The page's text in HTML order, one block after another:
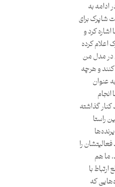
به
شاپرک برای
کرد و
کرده
در مدل من
و هرچه
‌عنوان
انجام
گذاشته
راستا
را
ما هم
با
که